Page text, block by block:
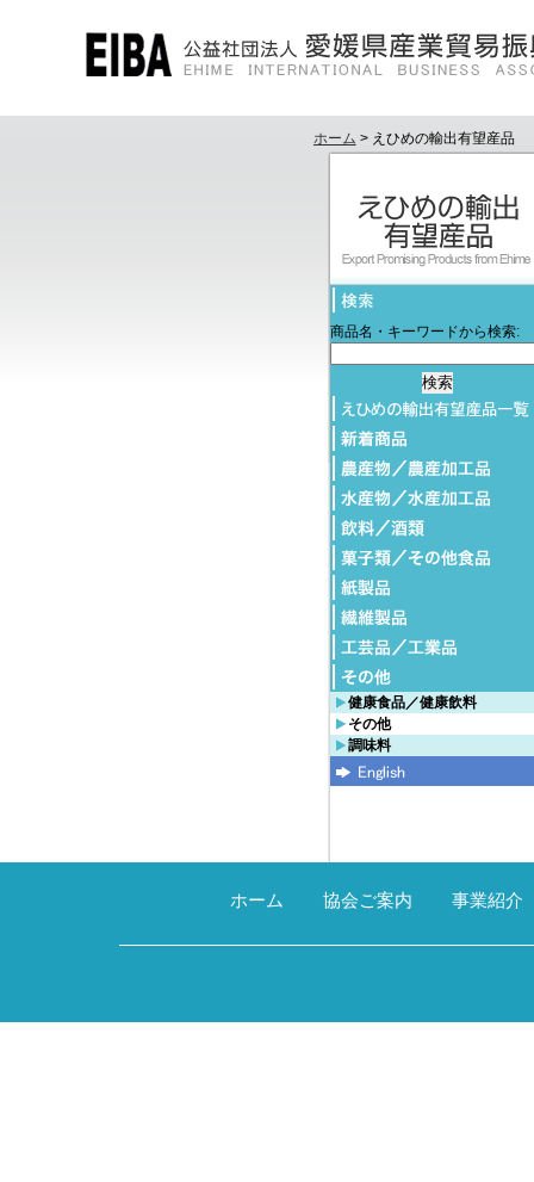
ホーム > えひめの輸出有望産品
商品名・キーワードから検索:
健康食品／健康飲料
その他
調味料
ホーム 協会ご案内 事業紹介